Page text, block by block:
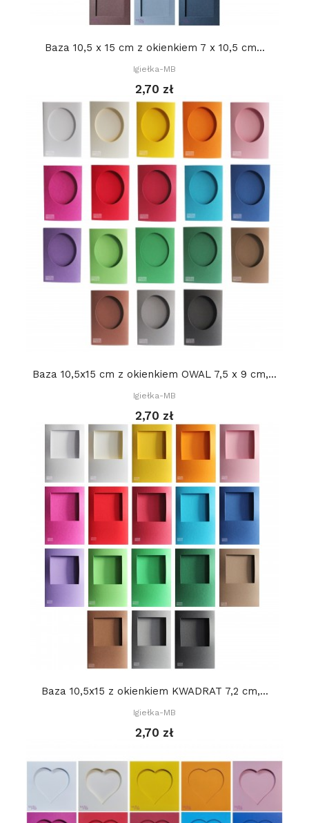
Baza 10,5 x 15 cm z okienkiem 7 x 10,5 cm...
Igiełka-MB
2,70 zł
Baza 10,5x15 cm z okienkiem OWAL 7,5 x 9 cm,...
Igiełka-MB
2,70 zł
Baza 10,5x15 z okienkiem KWADRAT 7,2 cm,...
Igiełka-MB
2,70 zł